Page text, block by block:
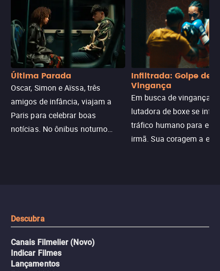
Última Parada
Oscar, Simon e Aïssa, três
amigos de infância, viajam a
Paris para celebrar boas
notícias. No ônibus noturno
Infiltrada: Golpe de
Vingança
Em busca de vingança,
lutadora de boxe se
tráfico humano para
irmã. Sua coragem a
Descubra
Canais Filmelier (Novo)
Indicar Filmes
Lançamentos